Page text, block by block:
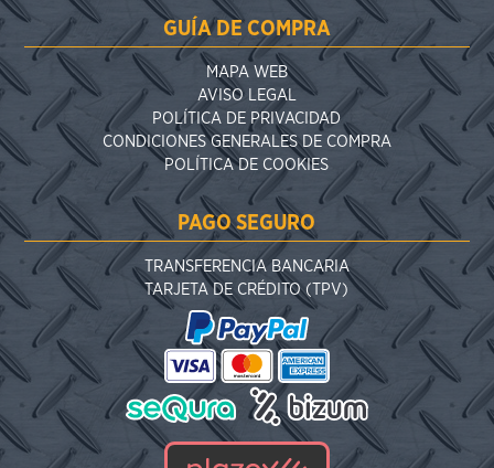
GUÍA DE COMPRA
MAPA WEB
AVISO LEGAL
POLÍTICA DE PRIVACIDAD
CONDICIONES GENERALES DE COMPRA
POLÍTICA DE COOKIES
PAGO SEGURO
TRANSFERENCIA BANCARIA
TARJETA DE CRÉDITO (TPV)